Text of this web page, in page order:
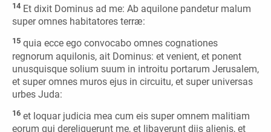
14 Et dixit Dominus ad me: Ab aquilone pandetur malum
super omnes habitatores terræ:
15 quia ecce ego convocabo omnes cognationes
regnorum aquilonis, ait Dominus: et venient, et ponent
unusquisque solium suum in introitu portarum Jerusalem,
et super omnes muros ejus in circuitu, et super universas
urbes Juda:
16 et loquar judicia mea cum eis super omnem malitiam
eorum qui dereliquerunt me, et libaverunt diis alienis, et